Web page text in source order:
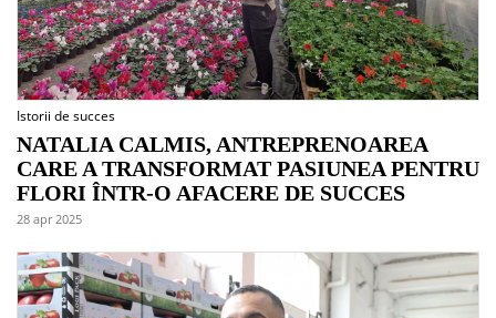
Istorii de succes
NATALIA CALMIS, ANTREPRENOAREA
CARE A TRANSFORMAT PASIUNEA PENTRU
FLORI ÎNTR-O AFACERE DE SUCCES
28 apr 2025